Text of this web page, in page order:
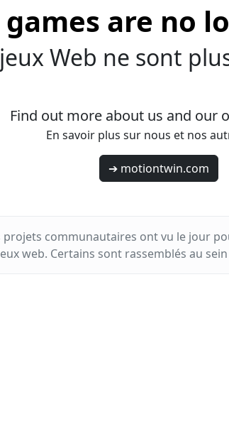
are no
Web ne sont
Find out more about us and our
En savoir plus sur nous et nos
➔ motiontwin.com
projets communautaires ont vu le jour
web. Certains sont rassemblés au